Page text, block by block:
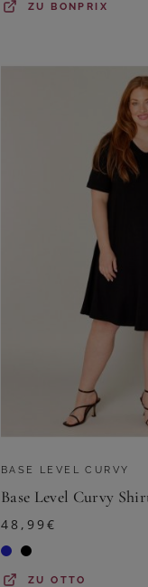
ZU BONPRIX
BASE LEVEL CURVY
48,99€
ZUOTTO